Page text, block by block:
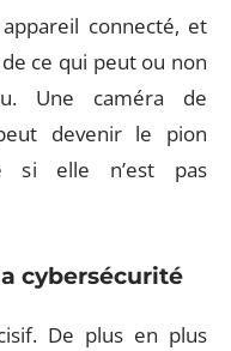
connecté, et
ce qui peut ou non
Une caméra de
devenir le pion
si elle n’est pas
cybersécurité
De plus en plus